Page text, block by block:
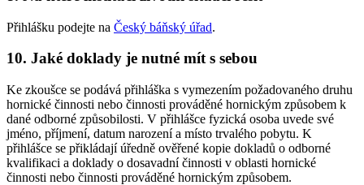
Přihlášku podejte na Český báňský úřad.
10. Jaké doklady je nutné mít s sebou
Ke zkoušce se podává přihláška s vymezením požadovaného druhu
hornické činnosti nebo činnosti prováděné hornickým způsobem k
dané odborné způsobilosti. V přihlášce fyzická osoba uvede své
jméno, příjmení, datum narození a místo trvalého pobytu. K
přihlášce se přikládají úředně ověřené kopie dokladů o odborné
kvalifikaci a doklady o dosavadní činnosti v oblasti hornické
činnosti nebo činnosti prováděné hornickým způsobem.